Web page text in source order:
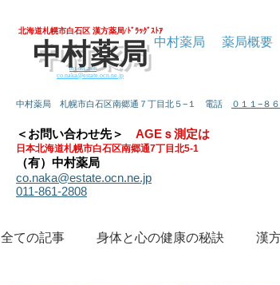
中村薬局 薬局概要
北海道札幌市白石区 漢方薬局/ﾄﾞﾗｯｸﾞｽﾄｱ
中村薬局
011-861-2808
co.naka@estate.ocn.ne.jp
中村薬局 札幌市白石区南郷通７丁目北５−１ 電話 ０１１−８
＜お問い合わせ先＞ AGEｓ測定は
日本北海道札幌市白石区南郷通7丁目北5-1
（有）中村薬局
co.naka@estate.ocn.ne.jp
011-861-2808
全ての記事 身体と心の健康の秘訣 漢